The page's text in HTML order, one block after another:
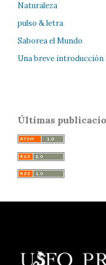
Naturaleza
pulso & letra
Saborea el Mundo
Una breve introducción
Últimas